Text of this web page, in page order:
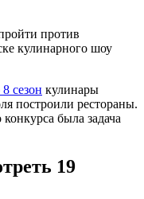
против
кулинарного шоу
сезон кулинары
построили рестораны.
была задача
19